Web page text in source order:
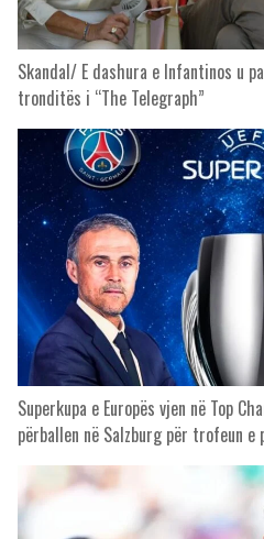
Skandal/ E dashura e Infantinos u
tronditës i “The Telegraph”
Superkupa e Europës vjen në Top
përballen në Salzburg për trofeun e